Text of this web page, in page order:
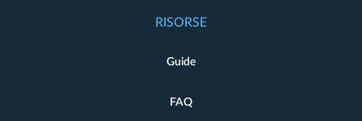
RISORSE
Guide
FAQ